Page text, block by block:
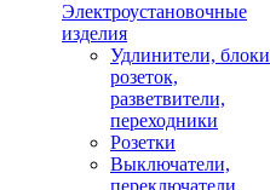
Электроустановочные
изделия
Удлинители, блоки
розеток,
разветвители,
переходники
Розетки
Выключатели,
переключатели,